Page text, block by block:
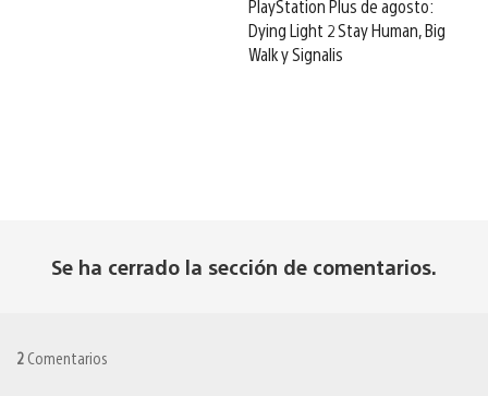
PlayStation Plus de agosto:
Dying Light 2 Stay Human, Big
Walk y Signalis
Se ha cerrado la sección de comentarios.
2 Comentarios